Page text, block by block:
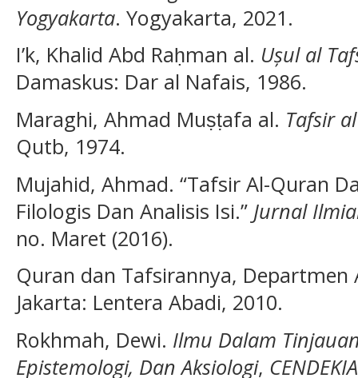
Yogyakarta. Yogyakarta, 2021.
I’k, Khalid Abd Raḥman al. Ușul al
Damaskus: Dar al Nafais, 1986.
Maraghi, Ahmad Muṣṭafa al. Tafsir
Qutb, 1974.
Mujahid, Ahmad. “Tafsir Al-Quran
Filologis Dan Analisis Isi.” Jurnal
no. Maret (2016).
Quran dan Tafsirannya, Departmen
Jakarta: Lentera Abadi, 2010.
Rokhmah, Dewi. Ilmu Dalam
Epistemologi, Dan Aksiologi,